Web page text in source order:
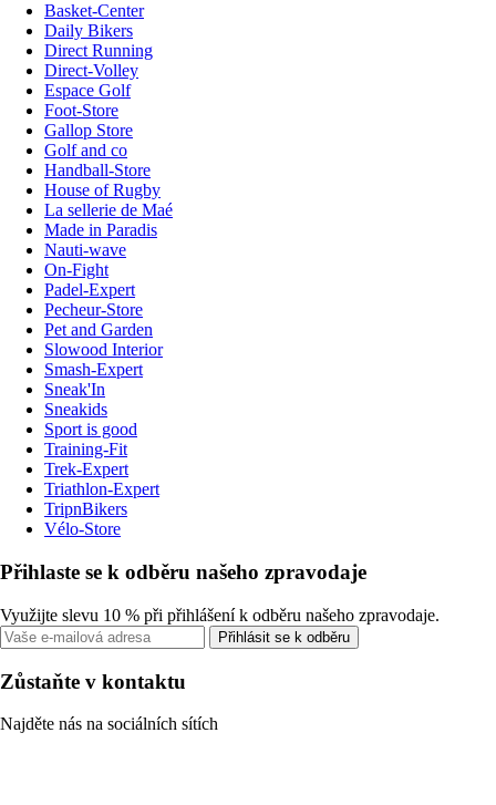
Basket-Center
Daily Bikers
Direct Running
Direct-Volley
Espace Golf
Foot-Store
Gallop Store
Golf and co
Handball-Store
House of Rugby
La sellerie de Maé
Made in Paradis
Nauti-wave
On-Fight
Padel-Expert
Pecheur-Store
Pet and Garden
Slowood Interior
Smash-Expert
Sneak'In
Sneakids
Sport is good
Training-Fit
Trek-Expert
Triathlon-Expert
TripnBikers
Vélo-Store
Přihlaste se k odběru našeho zpravodaje
Využijte slevu 10 % při přihlášení k odběru našeho zpravodaje.
Přihlásit se k odběru
Zůstaňte v kontaktu
Najděte nás na sociálních sítích